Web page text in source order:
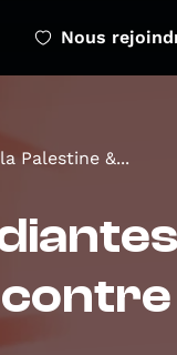
Nous
Palestine &...